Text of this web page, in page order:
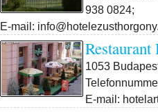
938 0824;
E-mail:
1053
E-mail: